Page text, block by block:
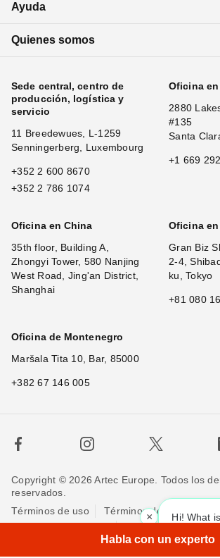
Hi! What is
×
Ayuda
Quienes somos
Sede central, centro de
producción, logística y
servicio
11 Breedewues, L-1259
Senningerberg, Luxembourg
+352 2 600 8670
+352 2 786 1074
Oficina en
2880
#135
Santa
+1 669
Oficina en China
35th floor, Building A,
Zhongyi Tower, 580 Nanjing
West Road, Jing'an District,
Shanghai
Oficina
Gran Biz
2-4,
ku, Tokyo
+81 080
Oficina de Montenegro
Maršala Tita 10, Bar, 85000
+382 67 146 005
Copyright © 2026 Artec Europe. Todos los
reservados.
Términos de uso
Términos de venta
Habla con un experto